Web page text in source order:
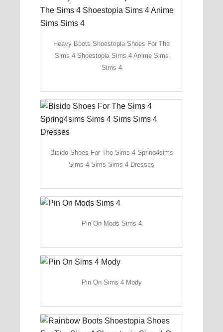
Heavy Boots Shoestopia Shoes For The
Sims 4 Shoestopia Sims 4 Anime Sims
Sims 4
Bisido Shoes For The Sims 4 Spring4sims
Sims 4 Sims Sims 4 Dresses
Pin On Mods Sims 4
Pin On Sims 4 Mody